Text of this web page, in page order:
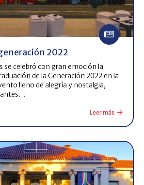
2022
se celebró con gran emoción la
de la Generación 2022 en la
lleno de alegría y nostalgia,
Leer más